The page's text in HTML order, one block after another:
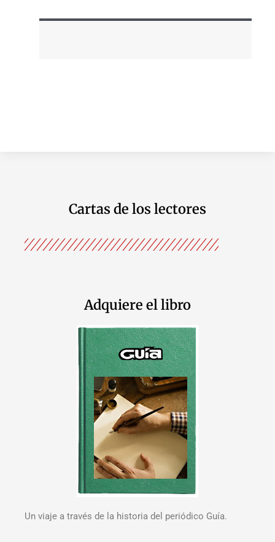
Cartas de los lectores
Adquiere el libro
Un viaje a través de la historia del periódico Guía.